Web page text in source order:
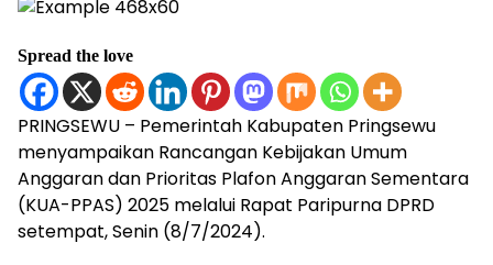
Spread the love
PRINGSEWU – Pemerintah Kabupaten Pringsewu
menyampaikan Rancangan Kebijakan Umum
Anggaran dan Prioritas Plafon Anggaran Sementara
(KUA-PPAS) 2025 melalui Rapat Paripurna DPRD
setempat, Senin (8/7/2024).